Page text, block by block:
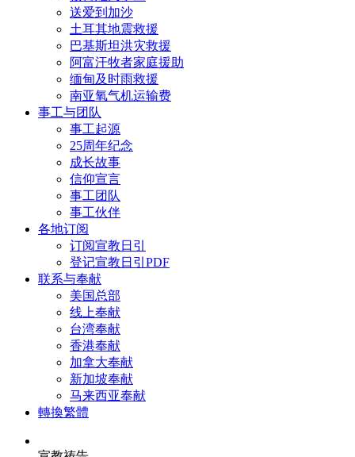
送爱到加沙
土耳其地震救援
巴基斯坦洪灾救援
阿富汗牧者家庭援助
缅甸及时雨救援
南亚氧气机运输费
事工与团队
事工起源
25周年纪念
成长故事
信仰宣言
事工团队
事工伙伴
各地订阅
订阅宣教日引
登记宣教日引PDF
联系与奉献
美国总部
线上奉献
台湾奉献
香港奉献
加拿大奉献
新加坡奉献
马来西亚奉献
轉換繁體